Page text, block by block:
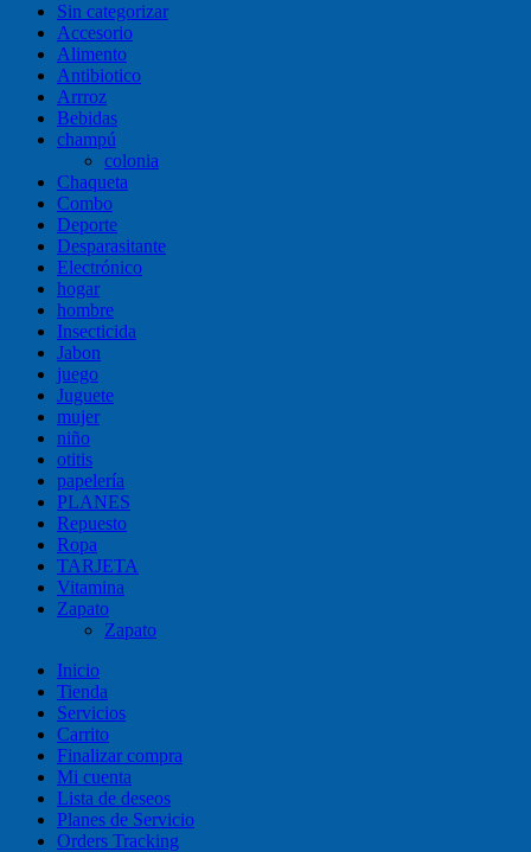
Sin categorizar
Accesorio
Alimento
Antibiotico
Arrroz
Bebidas
champú
colonia
Chaqueta
Combo
Deporte
Desparasitante
Electrónico
hogar
hombre
Insecticida
Jabon
juego
Juguete
mujer
niño
otitis
papelería
PLANES
Repuesto
Ropa
TARJETA
Vitamina
Zapato
Zapato
Inicio
Tienda
Servicios
Carrito
Finalizar compra
Mi cuenta
Lista de deseos
Planes de Servicio
Orders Tracking